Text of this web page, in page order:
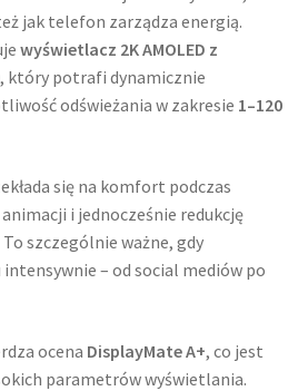
jak telefon zarządza energią.
wyświetlacz 2K AMOLED z
, który potrafi dynamicznie
odświeżania w zakresie 1–120
się na komfort podczas
i jednocześnie redukcję
To szczególnie ważne, gdy
– od social mediów po
ocena DisplayMate A+, co jest
parametrów wyświetlania.